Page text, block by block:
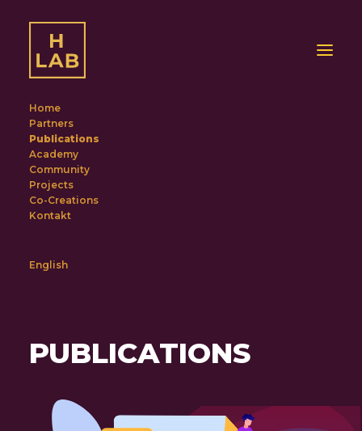
Home
Partners
Publications
Academy
Community
Projects
Co-Creations
Kontakt
English
PUBLICATIONS